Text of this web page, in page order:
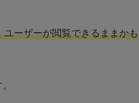
ーザーが閲覧できるままかも